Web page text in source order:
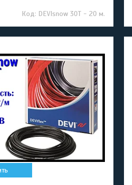
DEVIsnow 30T - 20 м.